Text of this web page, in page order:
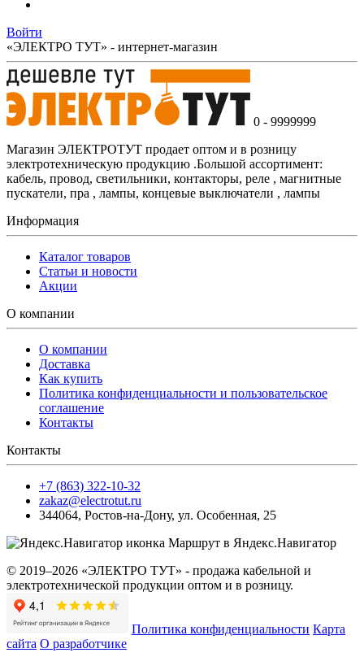
Войти
«ЭЛЕКТРО ТУТ» - интернет-магазин
0 - 9999999
Магазин ЭЛЕКТРОТУТ продает оптом и в розницу
электротехническую продукцию .Большой ассортимент:
кабель, провод, светильники, контакторы, реле , магнитные
пускатели, пра , лампы, концевые выключатели , лампы
Информация
Каталог товаров
Статьи и новости
Акции
О компании
О компании
Доставка
Как купить
Политика конфиденциальности и пользовательское
соглашение
Контакты
Контакты
+7 (863) 322-10-32
zakaz@electrotut.ru
344064, Ростов-на-Дону, ул. Особенная, 25
Маршрут в Яндекс.Навигатор
© 2019–2026 «ЭЛЕКТРО ТУТ» - продажа кабельной и
электротехнической продукции оптом и в розницу.
Политика конфиденциальности Карта
сайта О разработчике